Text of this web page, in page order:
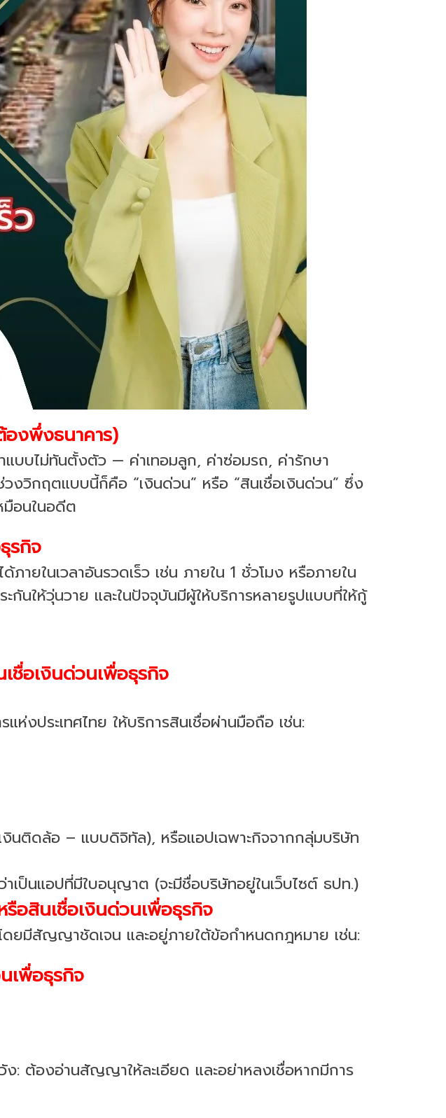
องพึ่งธนาคาร)
แบบไม่ทันตั้งตัว — ค่าเทอมลูก, ค่าซ่อมรถ, ค่ารักษา
งวิกฤตแบบนี้ก็คือ “เงินด่วน” หรือ “สินเชื่อเงินด่วน” ซึ่ง
มือนในอดีต
รกิจ
ายในเวลาอันรวดเร็ว เช่น ภายใน 1 ชั่วโมง หรือภายใน
นให้วุ่นวาย และในปัจจุบันมีผู้ให้บริการหลายรูปแบบที่ให้กู้
ชื่อเงินด่วนเพื่อธุรกิจ
งประเทศไทย ให้บริการสินเชื่อผ่านมือถือ เช่น:
นติดล้อ – แบบดิจิทัล), หรือแอปเฉพาะกิจจากกลุ่มบริษัท
ป็นแอปที่มีใบอนุญาต (จะมีชื่อบริษัทอยู่ในเว็บไซต์ ธปท.)
อสินเชื่อเงินด่วนเพื่อธุรกิจ
ดยมีสัญญาชัดเจน และอยู่ภายใต้ข้อกำหนดกฎหมาย เช่น:
เพื่อธุรกิจ
ง: ต้องอ่านสัญญาให้ละเอียด และอย่าหลงเชื่อหากมีการ